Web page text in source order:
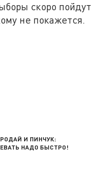
скоро пойдут
не покажется.
И ПИНЧУК:
НАДО БЫСТРО!